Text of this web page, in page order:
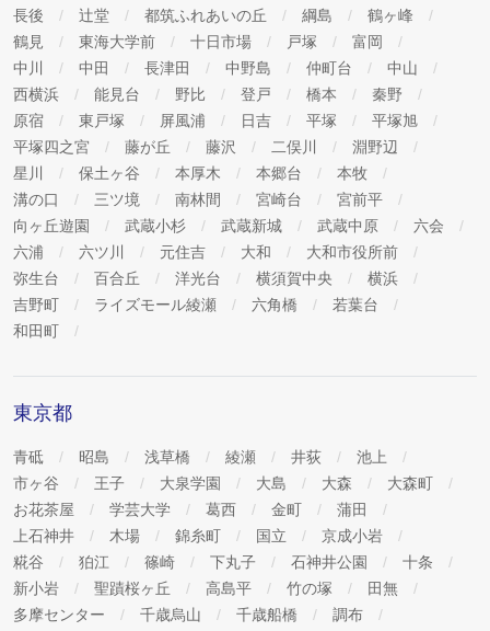
長後
辻堂 都筑ふれあいの丘 綱島
鶴ヶ峰
鶴見
東海大学前 十日市場 戸塚
富岡
中川
中田 長津田 中野島 仲町台
中山
西横浜
能見台 野比 登戸 橋本
秦野
原宿
東戸塚 屏風浦 日吉 平塚
平塚旭
平塚四之宮
藤が丘 藤沢 二俣川
淵野辺
星川
保土ヶ谷 本厚木 本郷台
本牧
溝の口
三ツ境 南林間 宮崎台
宮前平
向ヶ丘遊園
武蔵小杉 武蔵新城 武蔵中原
六会
六浦
六ツ川 元住吉 大和
大和市役所前
弥生台
百合丘 洋光台 横須賀中央
横浜
吉野町
ライズモール綾瀬 六角橋
若葉台
和田町
東京都
青砥 昭島 浅草橋 綾瀬 井荻
池上
市ヶ谷
王子 大泉学園 大島 大森
大森町
お花茶屋
学芸大学 葛西 金町
蒲田
上石神井
木場 錦糸町 国立
京成小岩
糀谷
狛江 篠崎 下丸子 石神井公園
十条
新小岩
聖蹟桜ヶ丘 高島平 竹の塚
田無
多摩センター
千歳烏山 千歳船橋
調布